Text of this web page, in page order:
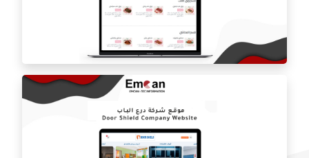
المتجر الالكتروني بلوره